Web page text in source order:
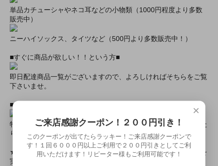
単品カチューシャやネコ耳などの小物類（1000円程度より多数
販売中）
ニーハイソックス、タイツなど（500円より多数販売中！）
■すぐに商品が欲しい！！という方■
即日配達商品一覧がございますので、よろしければそちらをご覧
下さいませ。
■とにかく安くて高品質な商品が欲しい！という方■
特別割引商品を掲載しています！最大８０％引きの商品もあった
りします！
★ミアカフェ・ミアリラではミアコス衣装を着用したイベントを
実施中★
×
ご来店感謝クーポン！２００円引き！
このクーポンが出てたらラッキー！ご来店感謝クーポンで
す！１回６０００円以上ご利用で２００円引きとしてご利
用いただけます！リピーター様もご利用可能です！